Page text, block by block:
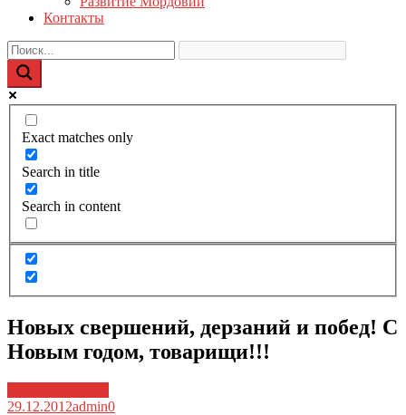
Контакты
Exact matches only
Search in title
Search in content
Новых свершений, дерзаний и побед! С
Новым годом, товарищи!!!
29.12.2012admin0